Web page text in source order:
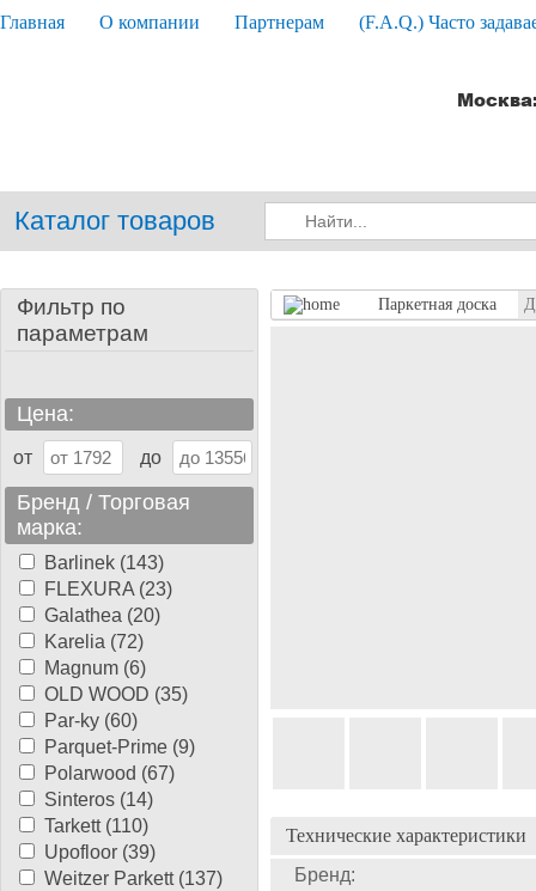
Главная О компании Партнерам (F.A.Q.) Часто
Каталог товаров
Фильтр по
параметрам
Цена:
от до
Бренд / Торговая
марка:
Barlinek (143)
FLEXURA (23)
Galathea (20)
Karelia (72)
Magnum (6)
OLD WOOD (35)
Par-ky (60)
Parquet-Prime (9)
Polarwood (67)
Sinteros (14)
Tarkett (110)
Upofloor (39)
Weitzer Parkett (137)
Паркетная доска
Технические характеристики
Бренд: